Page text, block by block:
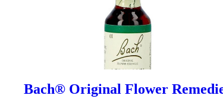
Bach® Original Flower